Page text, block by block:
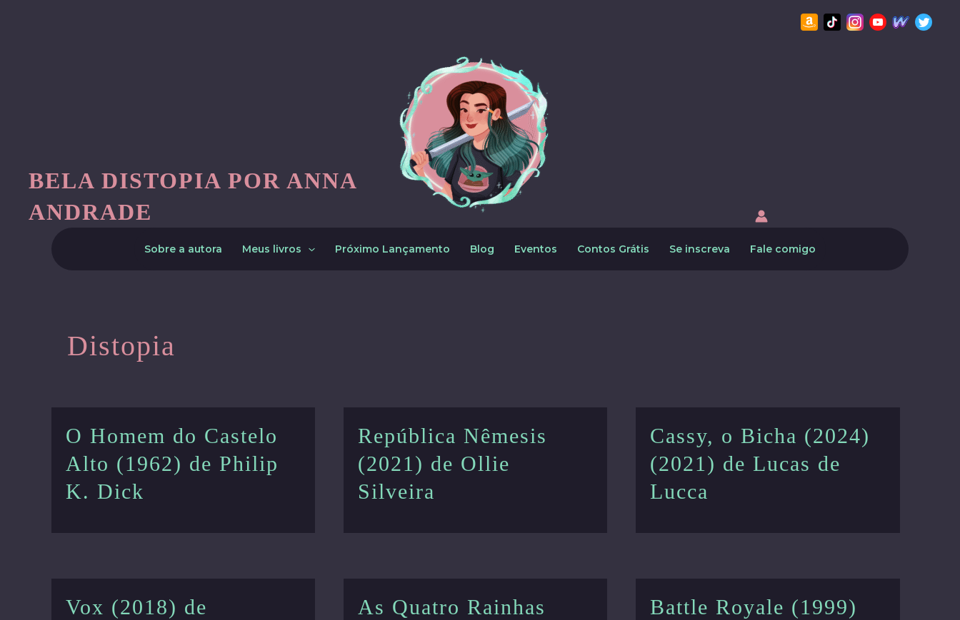
BELA DISTOPIA POR ANNA
ANDRADE
Sobre a autora Meus livros Próximo Lançamento Blog Eventos Contos Grátis Se inscreva Fale comigo
Distopia
O Homem do Castelo
Alto (1962) de Philip
K. Dick
República Nêmesis
(2021) de Ollie
Silveira
Cassy, o Bicha (2024)
(2021) de Lucas de
Lucca
Vox (2018) de
As Quatro Rainhas
Battle Royale (1999)